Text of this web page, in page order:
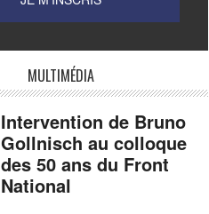
MULTIMÉDIA
Intervention de Bruno
Gollnisch au colloque
des 50 ans du Front
National